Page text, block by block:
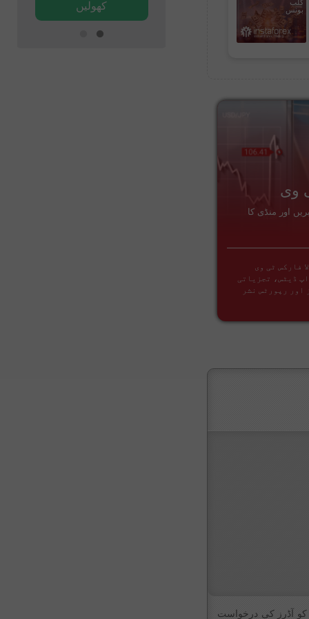
بونس
وی
اور منڈی کا
فارکس ٹی وی
ڈیٹس، تجزیاتی
اور رپورٹس نشر
کو آڈرز کی درخواست
کھولیں